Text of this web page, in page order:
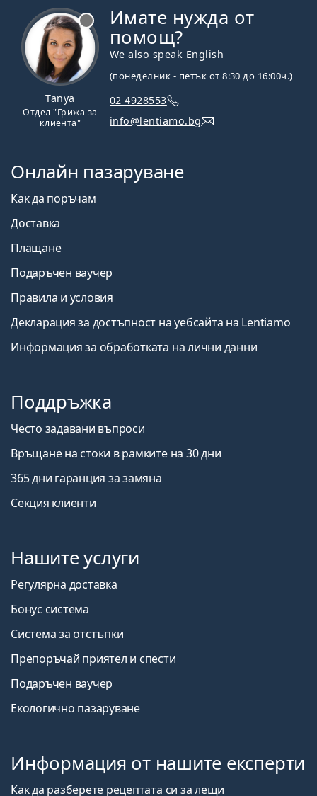
Tanya
Отдел "Грижа за
клиента"
Имате нужда от
помощ?
We also speak English
(понеделник - петък от 8:30 до 16:00ч.)
02 4928553
info@lentiamo.bg
Онлайн пазаруване
Как да поръчам
Доставка
Плащане
Подаръчен ваучер
Правила и условия
Декларация за достъпност на уебсайта на Lentiamo
Информация за обработката на лични данни
Поддръжка
Често задавани въпроси
Връщане на стоки в рамките на 30 дни
365 дни гаранция за замяна
Секция клиенти
Нашите услуги
Регулярна доставка
Бонус система
Система за отстъпки
Препоръчай приятел и спести
Подаръчен ваучер
Екологично пазаруване
Информация от нашите експерти
Как да разберете рецептата си за лещи